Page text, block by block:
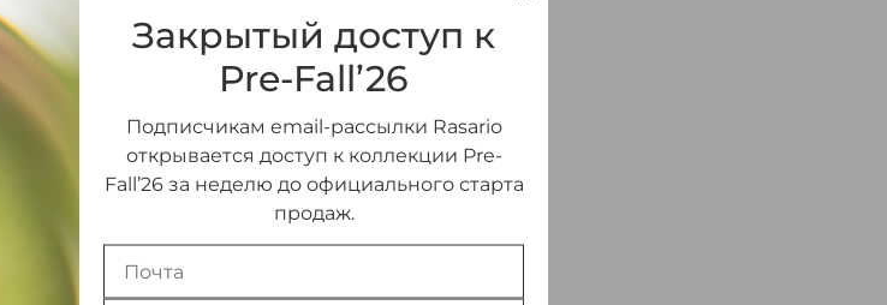
Закрытый доступ к
Pre-Fall’26
Подписчикам email-рассылки Rasario
открывается доступ к коллекции Pre-
Fall’26 за неделю до официального старта
продаж.